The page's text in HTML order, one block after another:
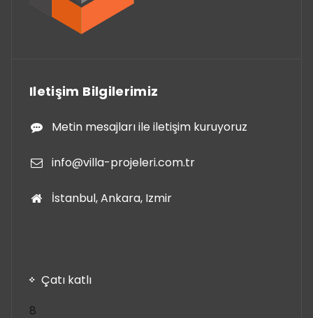
Iletişim Bilgilerimiz
Metin mesajları ile iletişim kuruyoruz
info@villa-projeleri.com.tr
İstanbul, Ankara, Izmir
Çatı katlı
8